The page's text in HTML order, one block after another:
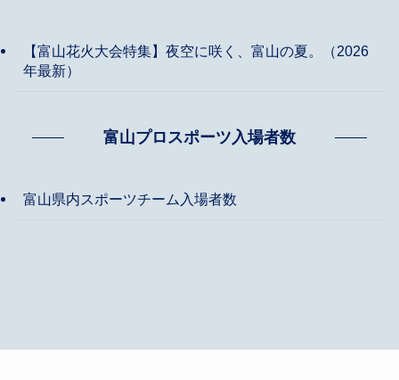
【富山花火大会特集】夜空に咲く、富山の夏。（2026
年最新）
富山プロスポーツ入場者数
富山県内スポーツチーム入場者数